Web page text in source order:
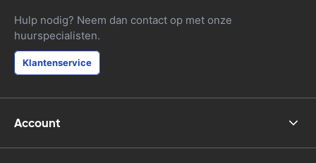
Hulp nodig? Neem dan contact op met onze
huurspecialisten.
Klantenservice
Account